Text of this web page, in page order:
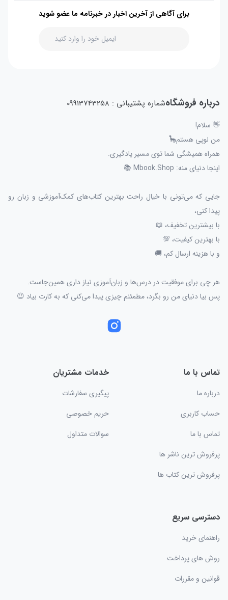
برای آگاهی از آخرین اخبار در خبرنامه ما عضو شوید
درباره فروشگاهشماره پشتیبانی : 09913743258
👋 سلام!
من لوپی هستم🦕
همراه همیشگی شما توی مسیر یادگیری.
اینجا دنیای منه: Mbook.Shop 📚
جایی که می‌تونی با خیال راحت بهترین کتاب‌های کمک‌آموزشی و زبان رو
پیدا کنی،
با بیشترین تخفیف، 📖
با بهترین کیفیت، 💯
و با هزینه ارسال کم، 🚚
هر چی برای موفقیت در درس‌ها و زبان‌آموزی نیاز داری همین‌جاست.
پس بیا دنیای من رو بگرد، مطمئنم چیزی پیدا می‌کنی که به کارت بیاد 😉
تماس با ما
درباره ما
حساب کاربری
تماس با ما
پرفروش ترین ناشر ها
پرفروش ترین کتاب ها
خدمات مشتریان
پیگیری سفارشات
حریم خصوصی
سوالات متداول
دسترسی سریع
راهنمای خرید
روش های پرداخت
قوانین و مقررات